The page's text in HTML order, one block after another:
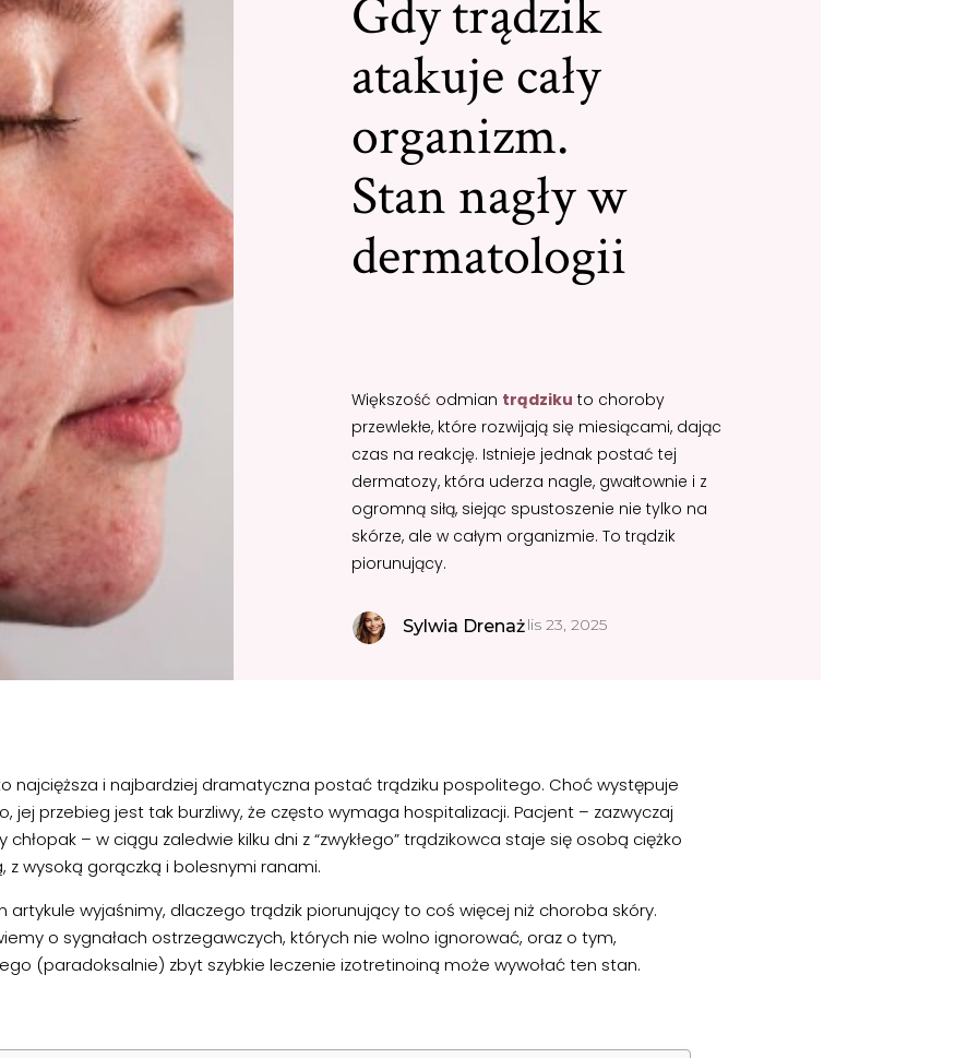
Gdy trądzik
atakuje cały
organizm.
Stan nagły w
dermatologii
Większość odmian trądziku to choroby
przewlekłe, które rozwijają się miesiącami, dając
czas na reakcję. Istnieje jednak postać tej
dermatozy, która uderza nagle, gwałtownie i z
ogromną siłą, siejąc spustoszenie nie tylko na
skórze, ale w całym organizmie. To trądzik
piorunujący.
Sylwia Drenażlis 23, 2025
najcięższa i najbardziej dramatyczna postać trądziku pospolitego. Choć występuje
jej przebieg jest tak burzliwy, że często wymaga hospitalizacji. Pacjent – zazwyczaj
chłopak – w ciągu zaledwie kilku dni z “zwykłego” trądzikowca staje się osobą ciężko
z wysoką gorączką i bolesnymi ranami.
artykule wyjaśnimy, dlaczego trądzik piorunujący to coś więcej niż choroba skóry.
o sygnałach ostrzegawczych, których nie wolno ignorować, oraz o tym,
(paradoksalnie) zbyt szybkie leczenie izotretinoiną może wywołać ten stan.